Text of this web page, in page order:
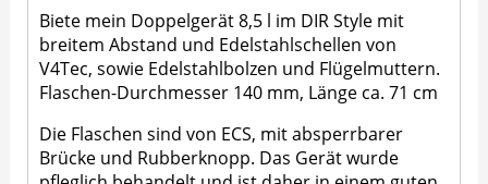
Biete mein Doppelgerät 8,5 l im DIR Style mit
breitem Abstand und Edelstahlschellen von
V4Tec, sowie Edelstahlbolzen und Flügelmuttern.
Flaschen-Durchmesser 140 mm, Länge ca. 71 cm
Die Flaschen sind von ECS, mit absperrbarer
Brücke und Rubberknopp. Das Gerät wurde